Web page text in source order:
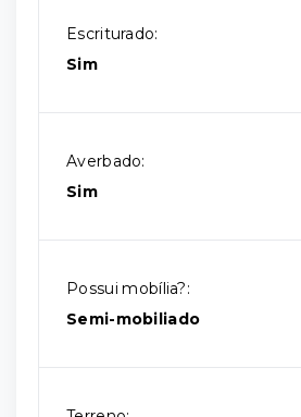
Escriturado:
Sim
Averbado:
Sim
Possui mobília?:
Semi-mobiliado